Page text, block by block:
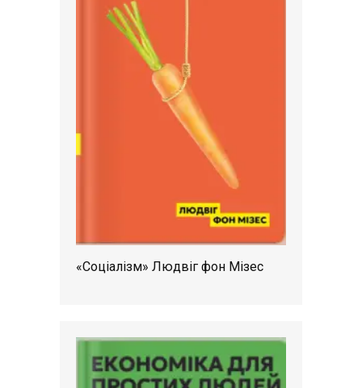
«Соціалізм» Людвіг фон Мізес